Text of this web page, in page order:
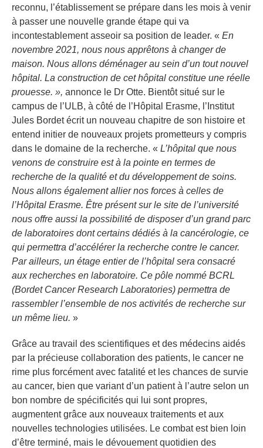
reconnu, l’établissement se prépare dans les mois à venir
à passer une nouvelle grande étape qui va
incontestablement asseoir sa position de leader. « En
novembre 2021, nous nous apprêtons à changer de
maison. Nous allons déménager au sein d’un tout nouvel
hôpital. La construction de cet hôpital constitue une réelle
prouesse. », annonce le Dr Otte. Bientôt situé sur le
campus de l’ULB, à côté de l’Hôpital Erasme, l’Institut
Jules Bordet écrit un nouveau chapitre de son histoire et
entend initier de nouveaux projets prometteurs y compris
dans le domaine de la recherche. « L’hôpital que nous
venons de construire est à la pointe en termes de
recherche de la qualité et du développement de soins.
Nous allons également allier nos forces à celles de
l’Hôpital Erasme. Être présent sur le site de l’université
nous offre aussi la possibilité de disposer d’un grand parc
de laboratoires dont certains dédiés à la cancérologie, ce
qui permettra d’accélérer la recherche contre le cancer.
Par ailleurs, un étage entier de l’hôpital sera consacré
aux recherches en laboratoire. Ce pôle nommé BCRL
(Bordet Cancer Research Laboratories) permettra de
rassembler l’ensemble de nos activités de recherche sur
un même lieu. »
Grâce au travail des scientifiques et des médecins aidés
par la précieuse collaboration des patients, le cancer ne
rime plus forcément avec fatalité et les chances de survie
au cancer, bien que variant d’un patient à l’autre selon un
bon nombre de spécificités qui lui sont propres,
augmentent grâce aux nouveaux traitements et aux
nouvelles technologies utilisées. Le combat est bien loin
d’être terminé, mais le dévouement quotidien des